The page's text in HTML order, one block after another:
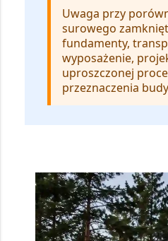
Uwaga przy
surowego
fundamenty,
wyposażenie,
uproszczonej
przeznaczenia